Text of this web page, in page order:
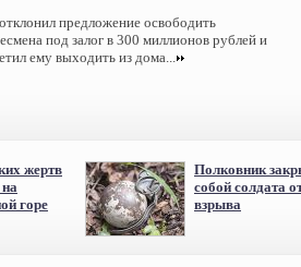
предложение освободить
под залог в 300 миллионов рублей и
ему выходить из дома...
жертв
горе
Полковник
собой солдата
взрыва